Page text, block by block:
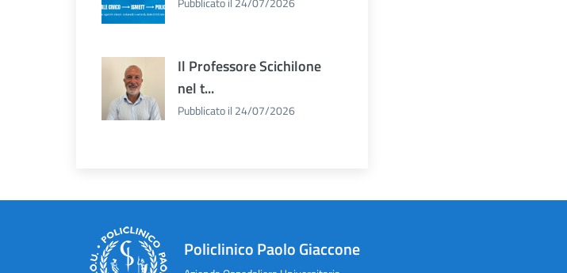
Il Professore Scichilone
nel t...
Pubblicato il 24/07/2026
Policlinico Paolo Giaccone